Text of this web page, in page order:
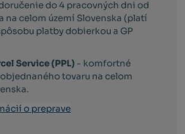
do 4 pracovných dni od
na celom území Slovenska (platí
platby dobierkou a GP
Service (PPL) - komfortné
tovaru na celom
o preprave